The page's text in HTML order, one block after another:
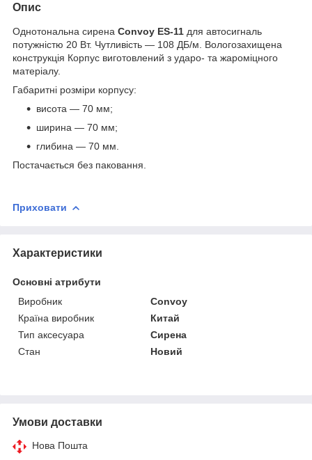
Опис
Однотональна сирена Convoy ES-11 для автосигналь
потужністю 20 Вт. Чутливість — 108 ДБ/м. Вологозахищена
конструкція Корпус виготовлений з ударо- та жароміцного
матеріалу.
Габаритні розміри корпусу:
висота — 70 мм;
ширина — 70 мм;
глибина — 70 мм.
Постачається без паковання.
Приховати
Характеристики
Основні атрибути
Виробник
Convoy
Країна виробник
Китай
Тип аксесуара
Сирена
Стан
Новий
Умови доставки
Нова Пошта